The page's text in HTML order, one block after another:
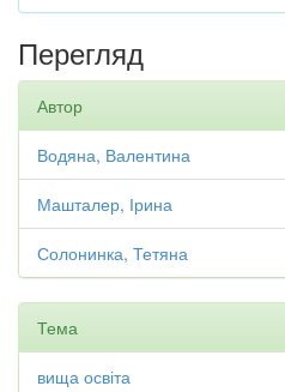
Перегляд
Автор
Водяна, Валентина
Машталер, Ірина
Солонинка, Тетяна
Тема
вища освіта